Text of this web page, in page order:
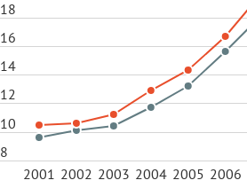
8
10
12
14
16
18
2001 2002 2003 2004 2005 2006